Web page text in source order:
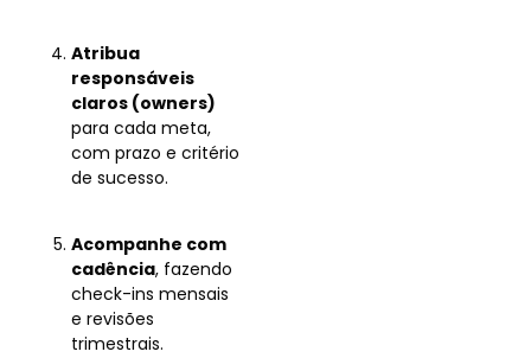
Atribua
responsáveis
claros (owners)
para cada meta,
com prazo e critério
de sucesso.
Acompanhe com
cadência, fazendo
check-ins mensais
e revisões
trimestrais.